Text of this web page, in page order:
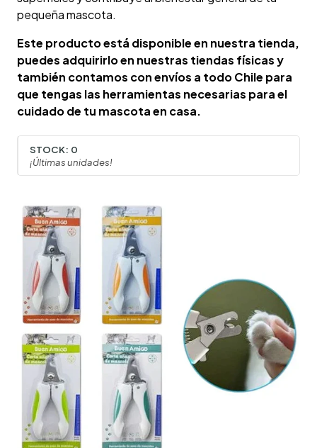
pequeña mascota.
Este producto está disponible en nuestra tienda,
puedes adquirirlo en nuestras tiendas físicas y
también contamos con envíos a todo Chile para
que tengas las herramientas necesarias para el
cuidado de tu mascota en casa.
STOCK: 0
¡Últimas unidades!